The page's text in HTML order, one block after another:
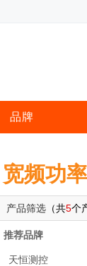
品牌
宽频功
产品筛选 （共5个
推荐品牌
天恒测控